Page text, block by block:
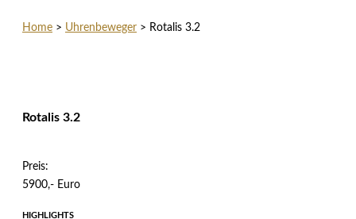
Home > Uhrenbeweger > Rotalis 3.2
Rotalis 3.2
Preis:
5900,- Euro
HIGHLIGHTS